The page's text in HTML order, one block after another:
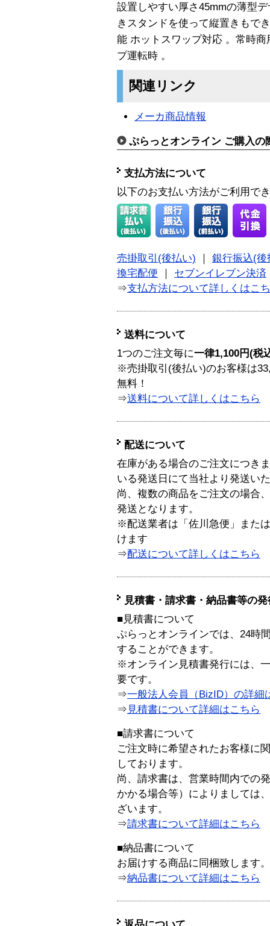
設置しやすい厚さ45mmの薄型
きスタンドを使って縦置きもで
能 ホットスワップ対応 。常時
プ運転時 。
関連リンク
メーカ商品情報
ぷらっとオンライン ご購入の
支払方法について
以下のお支払い方法がご利用で
売掛取引(後払い)
銀行振込(後
換宅配便
セブンイレブン決済
⇒支払方法について詳しくはこ
送料について
1つのご注文毎に一律1,100円(税
※売掛取引(後払い)のお客様は
無料！
⇒送料について詳しくはこちら
配送について
在庫がある場合のご注文につき
いる発送日にて当社より発送い
尚、複数の商品をご注文の場合
発送となります。
※配送業者は「佐川急便」また
けます
⇒配送について詳しくはこちら
見積書・請求書・納品書等の
■見積書について
ぷらっとオンラインでは、24時
することができます。
※オンライン見積書発行には、
要です。
⇒一般法人会員（BizID）の詳細
⇒ 見積書について詳細はこちら
■請求書について
ご注文時に希望されたお客様に
しております。
尚、請求書は、営業時間内での
かかる場合等）によりましては
ざいます。
⇒請求書について詳細はこちら
■納品書について
お届けする商品に同梱致します。
⇒納品書について詳細はこちら